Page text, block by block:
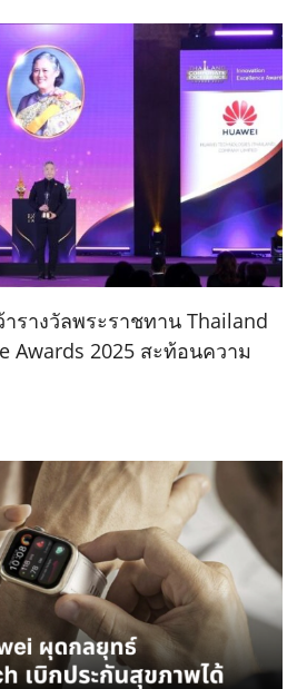
o
m
ารางวัลพระราชทาน Thailand
Awards 2025 สะท้อนความ